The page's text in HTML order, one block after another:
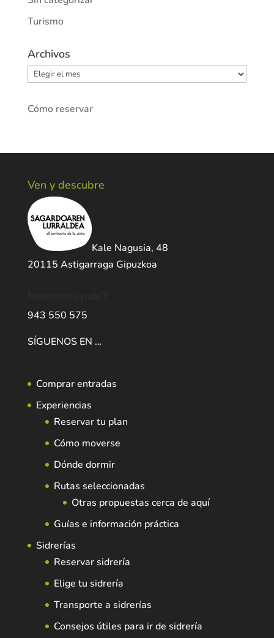
Turismo
Archivos
Archivos
Cómo reservar
Ven y descubre
Kale Nagusia, 48
20115 Astigarraga Gipuzkoa
943 550 575
SÍGUENOS EN …
Comprar entradas
Experiencias
Reservar tu plan
Cómo moverse
Dónde dormir
Rutas seleccionadas
Otras propuestas cerca de aquí
Guías e información práctica
Sidrerías
Reservar sidrería
Elige tu sidrería
Transporte a sidrerías
Consejos útiles para ir de sidrería